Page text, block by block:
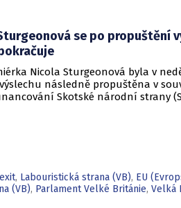
oznámila, že k celé záležitosti
další komentáře.
se po propuštění
Nicola Sturgeonová byla v
následně propuštěna v
Skotské národní strany
, Labouristická strana (VB), EU
(VB), Parlament Velké Británie, Velká